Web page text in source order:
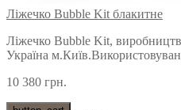
Ліжечко Bubble Kit блакитне
Ліжечко Bubble Kit,
Україна
10 380 грн.